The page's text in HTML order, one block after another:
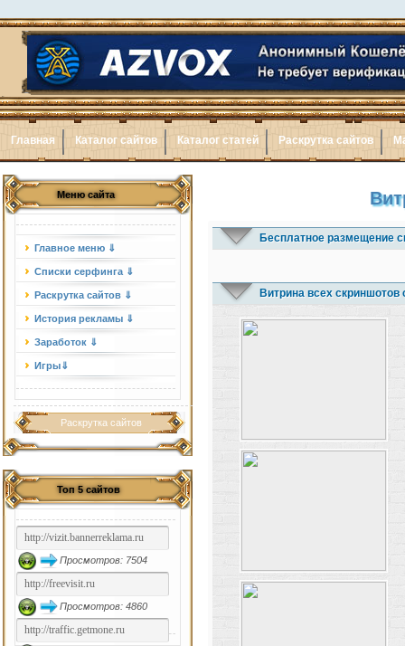
Главная Каталог сайтов Каталог статей Раскрутка сайтов
Меню сайта
Главное меню ⇓
Списки серфинга ⇓
Раскрутка сайтов ⇓
История рекламы ⇓
Заработок ⇓
Игры⇓
Раскрутка сайтов
Топ 5 сайтов
Просмотров: 7504
Просмотров: 4860
Бесплатное размещение
Витрина всех скриншотов